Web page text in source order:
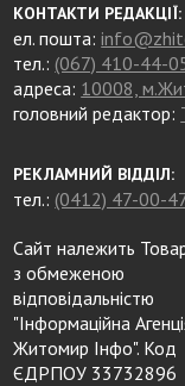
КОНТАКТИ РЕДАКЦІЇ:
ел. пошта:
тел.: (067) 410-44-
адреса: 10008,
головний редактор:
РЕКЛАМНИЙ ВІДДІЛ:
тел.: (0412) 47-00-
Сайт належить
з обмеженою
відповідальністю
"Інформаційна
Житомир Інфо". Код
ЄДРПОУ 33732896